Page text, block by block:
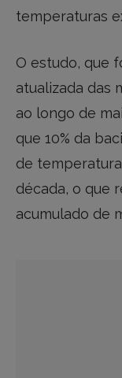
temperaturas
O estudo, que
atualizada das
ao longo de
que 10% da
de
década, o que
acumulado de